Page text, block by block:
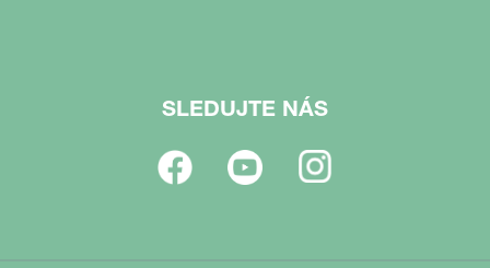
SLEDUJTE NÁS